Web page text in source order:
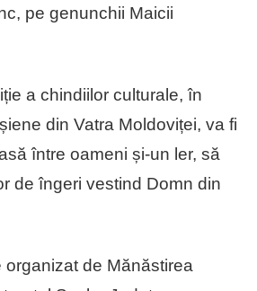
pe genunchii Maicii
a chindiilor culturale, în
din Vatra Moldoviței, va fi
între oameni și-un ler, să
de îngeri vestind Domn din
organizat de Mănăstirea